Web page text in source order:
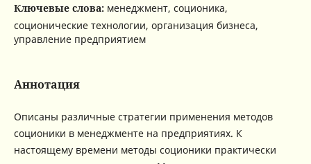
Ключевые слова: менеджмент, соционика,
соционические технологии, организация бизнеса,
управление предприятием
Аннотация
Описаны различные стратегии применения методов
соционики в менеджменте на предприятиях. К
настоящему времени методы соционики практически